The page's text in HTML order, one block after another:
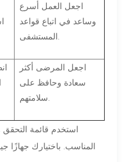
اجعل العمل أسرع
وساعد في اتباع قواعد
اجعل المرضى أكثر
سعادة وحافظ على
استخدم قائمة التحقق
المناسب. باختيارك جهازًا